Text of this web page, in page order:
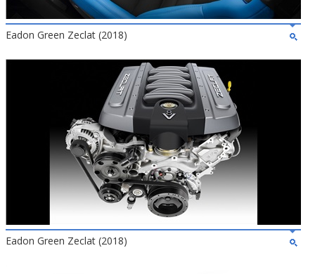
Eadon Green Zeclat (2018)
Eadon Green Zeclat (2018)